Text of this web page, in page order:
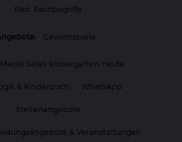
Päd. Fachbegriffe
Gewinnspiele
Media Sales kindergarten heute
& Kinderbuch WhatsApp
Stellenangebote
& Veranstaltungen